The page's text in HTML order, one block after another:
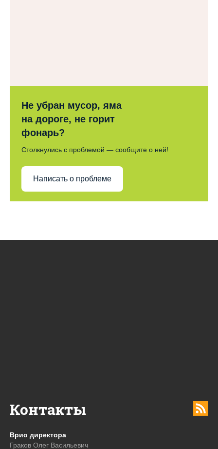
Не убран мусор, яма
на дороге, не горит
фонарь?
Столкнулись с проблемой — сообщите о ней!
Написать о проблеме
Контакты
Врио директора
Граков Олег Васильевич